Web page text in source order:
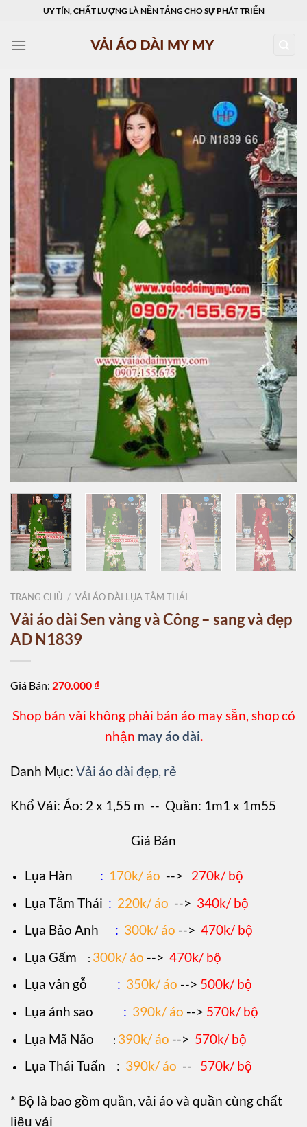
content
UY TÍN, CHẤT LƯỢNG LÀ NỀN TẢNG CHO SỰ PHÁT TRIỂN
TRANG CHỦ / VẢI ÁO DÀI LỤA TẰM THÁI
Vải áo dài Sen vàng và Công – sang và đẹp
AD N1839
Giá Bán: 270.000 ₫
Shop bán vải không phải bán áo may sẵn, shop có
nhận may áo dài.
Danh Mục: Vải áo dài đẹp, rẻ
Khổ Vải: Áo: 2 x 1,55 m -- Quần: 1m1 x 1m55
Giá Bán
Lụa Hàn : 170k/ áo --> 270k/ bộ
Lụa Tằm Thái : 220k/ áo --> 340k/ bộ
Lụa Bảo Anh
: 300k/ áo --> 470k/ bộ
Lụa Gấm
: 300k/ áo --> 470k/ bộ
Lụa vân gỗ : 350k/ áo --> 500k/ bộ
Lụa ánh sao : 390k/ áo --> 570k/ bộ
Lụa Mã Não
: 390k/ áo --> 570k/ bộ
Lụa Thái Tuấn
: 390k/ áo -- 570k/ bộ
* Bộ là bao gồm quần, vải áo và quần cùng chất
liệu vải